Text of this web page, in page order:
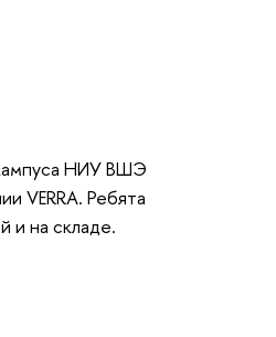
НИУ ВШЭ
VERRA. Ребята
и на складе.